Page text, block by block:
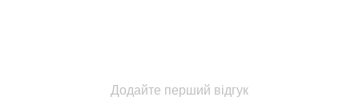
Додайте перший відгук